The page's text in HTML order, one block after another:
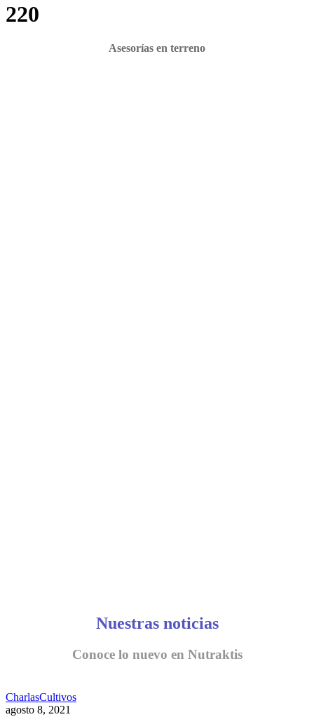
220
Asesorías en terreno
Nuestras noticias
Conoce lo nuevo en Nutraktis
CharlasCultivos
agosto 8, 2021